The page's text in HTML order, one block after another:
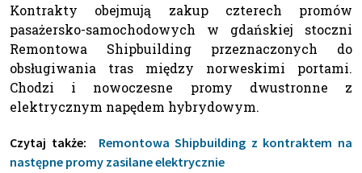
Kontrakty obejmują zakup czterech promów
pasażersko-samochodowych w gdańskiej stoczni
Remontowa Shipbuilding przeznaczonych do
obsługiwania tras między norweskimi portami.
Chodzi i nowoczesne promy dwustronne z
elektrycznym napędem hybrydowym.
Czytaj także:
Remontowa Shipbuilding z kontraktem na
następne promy zasilane elektrycznie